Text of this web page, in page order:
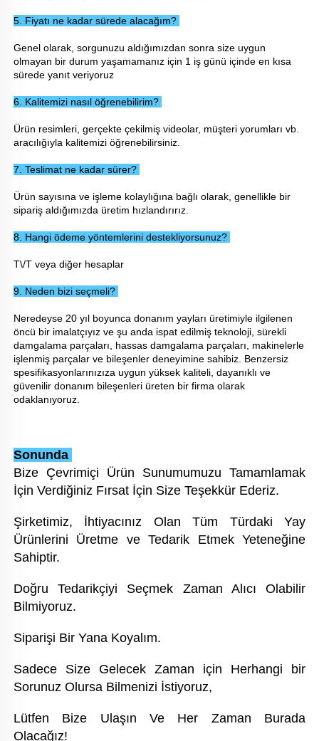
5. Fiyatı ne kadar sürede alacağım?
Genel olarak, sorgunuzu aldığımızdan sonra size uygun
olmayan bir durum yaşamamanız için 1 iş günü içinde en kısa
sürede yanıt veriyoruz
6. Kalitemizi nasıl öğrenebilirim?
Ürün resimleri, gerçekte çekilmiş videolar, müşteri yorumları vb.
aracılığıyla kalitemizi öğrenebilirsiniz.
7. Teslimat ne kadar sürer?
Ürün sayısına ve işleme kolaylığına bağlı olarak, genellikle bir
sipariş aldığımızda üretim hızlandırırız.
8. Hangi ödeme yöntemlerini destekliyorsunuz?
T\/T veya diğer hesaplar
9. Neden bizi seçmeli?
Neredeyse 20 yıl boyunca donanım yayları üretimiyle ilgilenen
öncü bir imalatçıyız ve şu anda ispat edilmiş teknoloji, sürekli
damgalama parçaları, hassas damgalama parçaları, makinelerle
işlenmiş parçalar ve bileşenler deneyimine sahibiz. Benzersiz
spesifikasyonlarınızıza uygun yüksek kaliteli, dayanıklı ve
güvenilir donanım bileşenleri üreten bir firma olarak
odaklanıyoruz.
Sonunda
Bize Çevrimiçi Ürün Sunumumuzu Tamamlamak
İçin Verdiğiniz Fırsat İçin Size Teşekkür Ederiz.
Şirketimiz, İhtiyacınız Olan Tüm Türdaki Yay
Ürünlerini Üretme ve Tedarik Etmek Yeteneğine
Sahiptir.
Doğru Tedarikçiyi Seçmek Zaman Alıcı Olabilir
Bilmiyoruz.
Siparişi Bir Yana Koyalım.
Sadece Size Gelecek Zaman için Herhangi bir
Sorunuz Olursa Bilmenizi İstiyoruz,
Lütfen Bize Ulaşın Ve Her Zaman Burada
Olacağız!